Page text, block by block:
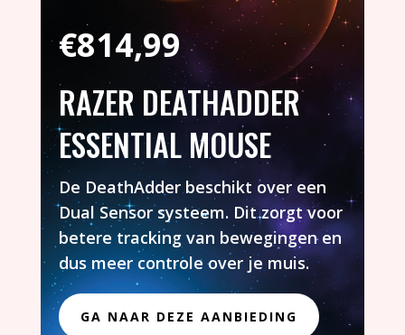
€814,99
RAZER DEATHADDER
ESSENTIAL MOUSE
De DeathAdder beschikt over een
Dual Sensor systeem. Dit zorgt voor
betere tracking van bewegingen en
dus meer controle over je muis.
GA NAAR DEZE AANBIEDING